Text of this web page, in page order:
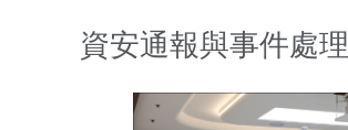
資安通報與事件處理